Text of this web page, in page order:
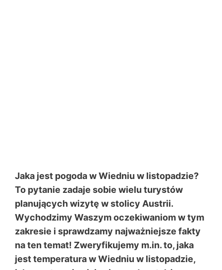
Jaka jest pogoda w Wiedniu w listopadzie?
To pytanie zadaje sobie wielu turystów
planujących wizytę w stolicy Austrii.
Wychodzimy Waszym oczekiwaniom w tym
zakresie i sprawdzamy najważniejsze fakty
na ten temat! Zweryfikujemy m.in. to, jaka
jest temperatura w Wiedniu w listopadzie,